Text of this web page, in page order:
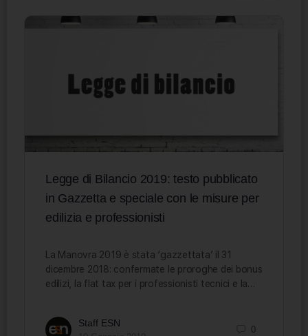
Legge di Bilancio 2019: testo pubblicato
in Gazzetta e speciale con le misure per
edilizia e professionisti
La Manovra 2019 è stata ‘gazzettata’ il 31
dicembre 2018: confermate le proroghe dei bonus
edilizi, la flat tax per i professionisti tecnici e la…
Staff ESN
0